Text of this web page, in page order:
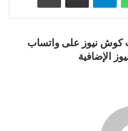
كوش نيوز على واتساب
الإضافية